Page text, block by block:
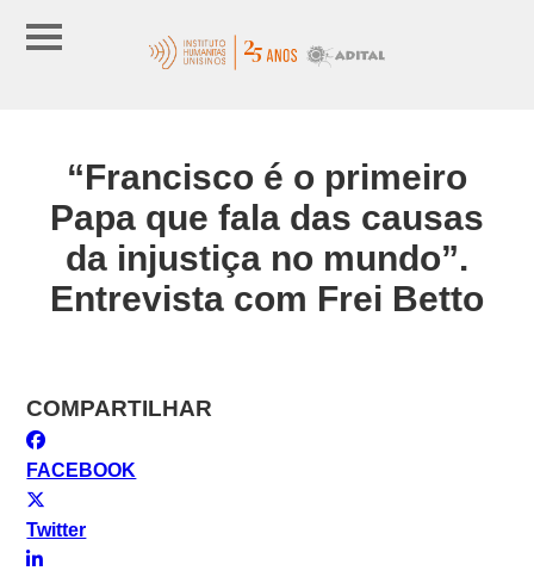
“Francisco é o primeiro
Papa que fala das causas
da injustiça no mundo”.
Entrevista com Frei Betto
COMPARTILHAR
FACEBOOK
Twitter